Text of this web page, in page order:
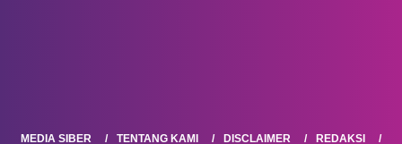
MEDIA SIBER TENTANG KAMI DISCLAIMER REDAKSI